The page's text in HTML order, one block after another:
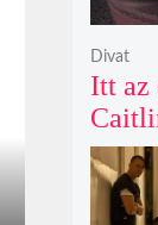
Itt az
Divat